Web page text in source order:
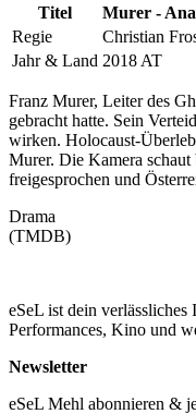
Titel
Murer -
Regie
Christian
Jahr & Land 2018 AT
Franz Murer, Leiter des
gebracht hatte. Sein
wirken. Holocaust-
Murer. Die Kamera
freigesprochen und
Drama
(TMDB)
eSeL ist dein
Performances, Kino und
Newsletter
eSeL Mehl abonnieren &